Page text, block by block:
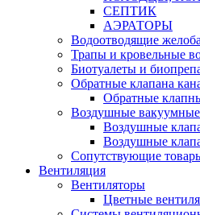
СЕПТИК
АЭРАТОРЫ
Водоотводящие желоба
Трапы и кровельные
Биотуалеты и
Обратные клапана
Обратные
Воздушные вакуумные
Воздушные
Воздушные
Сопутствующие
Вентиляция
Вентиляторы
Цветные